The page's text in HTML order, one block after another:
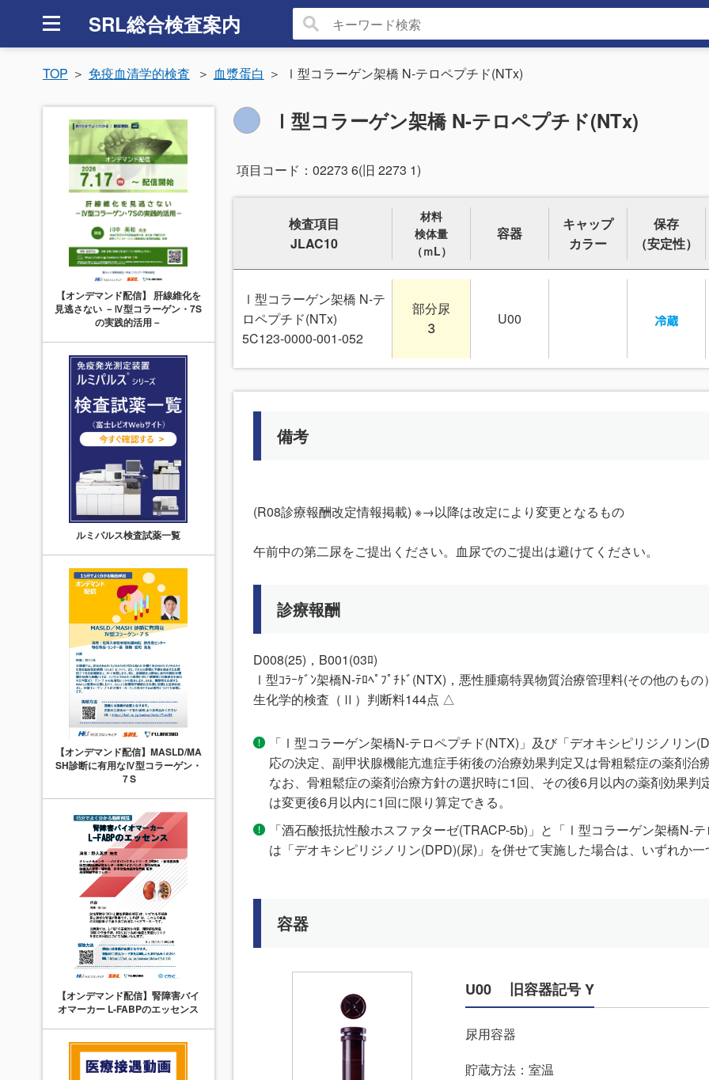
SRL総合検査案内
TOP 免疫血清学的検査 血漿蛋白 Ⅰ型コラーゲン架橋 N-テロペプチド(NTx)
Ⅰ型コラーゲン架橋 N-テロペプチド(NTx)
項目コード： 02273 6(旧 2273 1)
検査項目
JLAC10
材料
検体量
（ｍL）
容器
キャップ
カラー
保存
（安定性）
Ⅰ型コラーゲン架橋 N-テ
ロペプチド(NTx)
5C123-0000-001-052
部分尿
3
U00
備考
(R08診療報酬改定情報掲載) ※→以降は改定により変更となるもの
午前中の第二尿をご提出ください。血尿でのご提出は避けてください。
診療報酬
D008(25)，B001(03ﾛ)
Ⅰ型ｺﾗｰｹﾞﾝ架橋N-ﾃﾛﾍﾟﾌﾟﾁﾄﾞ(NTX)，悪性腫瘍特異物質治療管理料(その他のもの
生化学的検査（Ⅱ）判断料144点 △
「Ⅰ型コラーゲン架橋N-テロペプチド(NTX)」及び「デオキシピリジノリン
応の決定、副甲状腺機能亢進症手術後の治療効果判定又は骨粗鬆症の薬剤
なお、骨粗鬆症の薬剤治療方針の選択時に1回、その後6月以内の薬剤効果
は変更後6月以内に1回に限り算定できる。
「酒石酸抵抗性酸ホスファターゼ(TRACP-5b)」と「Ⅰ型コラーゲン架橋N-
は「デオキシピリジノリン(DPD)(尿)」を併せて実施した場合は、いずれか
容器
U00 旧容器記号 Y
尿用容器
貯蔵方法：室温
【オンデマンド配信】 肝線維化を
見逃さない －Ⅳ型コラーゲン・7S
の実践的活用－
ルミパルス検査試薬一覧
【オンデマンド配信】MASLD/MA
SH診断に有用なⅣ型コラーゲン・
７S
【オンデマンド配信】腎障害バイ
オマーカー L-FABPのエッセンス